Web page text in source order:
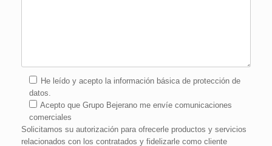
He leído y acepto la información básica de protección de
datos.
Acepto que Grupo Bejerano me envíe comunicaciones
comerciales
Solicitamos su autorización para ofrecerle productos y servicios
relacionados con los contratados y fidelizarle como cliente